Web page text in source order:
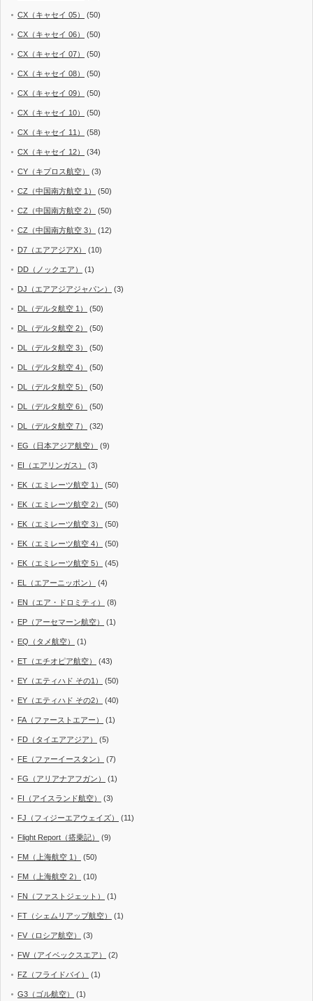
CX（キャセイ 05） (50)
CX（キャセイ 06） (50)
CX（キャセイ 07） (50)
CX（キャセイ 08） (50)
CX（キャセイ 09） (50)
CX（キャセイ 10） (50)
CX（キャセイ 11） (58)
CX（キャセイ 12） (34)
CY（キプロス航空） (3)
CZ（中国南方航空 1） (50)
CZ（中国南方航空 2） (50)
CZ（中国南方航空 3） (12)
D7（エアアジアX） (10)
DD（ノックエア） (1)
DJ（エアアジアジャパン） (3)
DL（デルタ航空 1） (50)
DL（デルタ航空 2） (50)
DL（デルタ航空 3） (50)
DL（デルタ航空 4） (50)
DL（デルタ航空 5） (50)
DL（デルタ航空 6） (50)
DL（デルタ航空 7） (32)
EG（日本アジア航空） (9)
EI（エアリンガス） (3)
EK（エミレーツ航空 1） (50)
EK（エミレーツ航空 2） (50)
EK（エミレーツ航空 3） (50)
EK（エミレーツ航空 4） (50)
EK（エミレーツ航空 5） (45)
EL（エアーニッポン） (4)
EN（エア・ドロミティ） (8)
EP（アーセマーン航空） (1)
EQ（タメ航空） (1)
ET（エチオピア航空） (43)
EY（エティハド その1） (50)
EY（エティハド その2） (40)
FA（ファーストエアー） (1)
FD（タイエアアジア） (5)
FE（ファーイースタン） (7)
FG（アリアナアフガン） (1)
FI（アイスランド航空） (3)
FJ（フィジーエアウェイズ） (11)
Flight Report（搭乗記） (9)
FM（上海航空 1） (50)
FM（上海航空 2） (10)
FN（ファストジェット） (1)
FT（シェムリアップ航空） (1)
FV（ロシア航空） (3)
FW（アイベックスエア） (2)
FZ（フライドバイ） (1)
G3（ゴル航空） (1)